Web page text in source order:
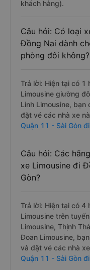
khách hàng).
Câu hỏi: Có loại
Đồng Nai dành
phòng đôi không?
Trả lời: Hiện tại có 1
Limousine giường
Linh Limousine,
đặt vé các nhà xe
Quận 11 - Sài Gòn
Câu hỏi: Các
xe Limousine đi
Gòn?
Trả lời: Hiện tại có 4
Limousine trên
Limousine, Thịnh
Đoan Limousine,
và đặt vé các nhà
Quận 11 - Sài Gòn